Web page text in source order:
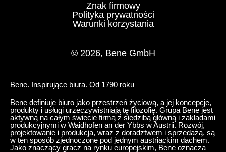
© 2026, Bene GmbH
Znak firmowy
Polityka prywatności
Warunki korzystania
Bene. Inspirujące biura. Od 1790 roku
Bene definiuje biuro jako przestrzeń życiową, a jej koncepcje,
produkty i usługi urzeczywistniają tę filozofię. Grupa Bene jest
aktywną na całym świecie firmą z siedzibą główną i zakładami
produkcyjnymi w Waidhofen an der Ybbs w Austrii. Rozwój,
projektowanie i produkcja, wraz z doradztwem i sprzedażą, są
w ten sposób zjednoczone pod jednym austriackim dachem.
Jako znaczący gracz na rynku europejskim, Bene oznacza